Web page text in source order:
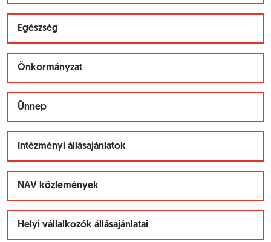
Egészség
Önkormányzat
Ünnep
Intézményi állásajánlatok
NAV közlemények
Helyi vállalkozók állásajánlatai